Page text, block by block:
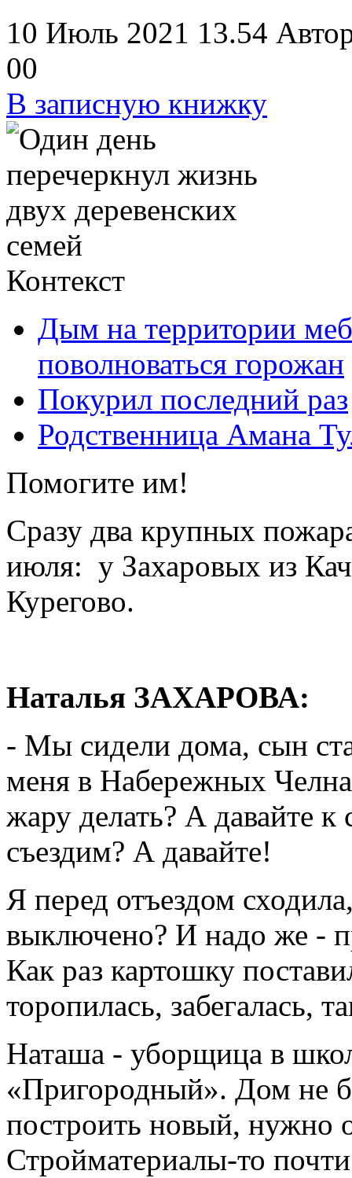
10 Июль 2021 13.54
00
В записную книжку
Контекст
Дым на территории
поволноваться горожан
Покурил последний раз
Родственница Амана
Помогите им!
Сразу два крупных
июля: у Захаровых из
Курегово.
Наталья ЗАХАРОВА:
- Мы сидели дома, сын
меня в Набережных
жару делать? А давайте
съездим? А давайте!
Я перед отъездом
выключено? И надо же -
Как раз картошку
торопилась, забегалась,
Наташа - уборщица в
«Пригородный». Дом не
построить новый, нужно
Стройматериалы-то